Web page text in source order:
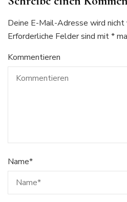
Deine E-Mail-Adresse wird
Erforderliche Felder sind mit*
Kommentieren
Name*